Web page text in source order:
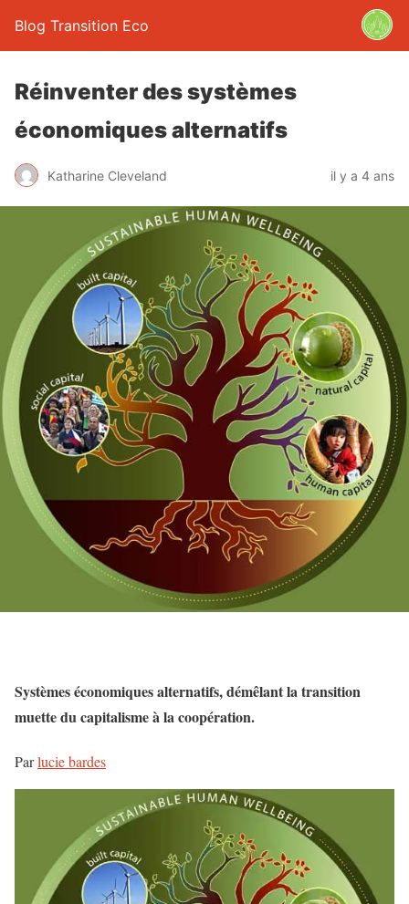
Blog Transition Eco
Réinventer des systèmes
économiques alternatifs
Katharine Cleveland il y a 4 ans
Systèmes économiques alternatifs, démêlant la transition
muette du capitalisme à la coopération.
Parlucie bardes